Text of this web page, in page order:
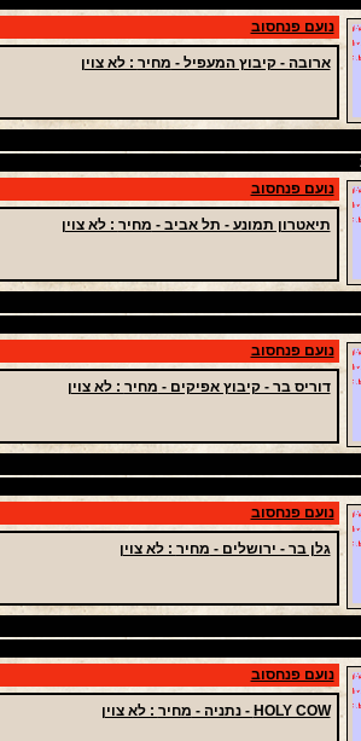
נועם פנחסוב
ארובה - קיבוץ המעפיל - מחיר : לא צוין
נועם פנחסוב
תיאטרון תמונע - תל אביב - מחיר : לא צוין
נועם פנחסוב
דוריס בר - קיבוץ אפיקים - מחיר : לא צוין
נועם פנחסוב
גלן בר - ירושלים - מחיר : לא צוין
נועם פנחסוב
HOLY COW - נתניה - מחיר : לא צוין